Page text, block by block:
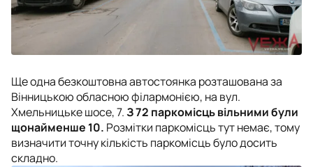
Ще одна безкоштовна автостоянка розташована за
Вінницькою обласною філармонією, на вул.
Хмельницьке шосе, 7.З 72 паркомісць вільними були
щонайменше 10. Розмітки паркомісць тут немає, тому
визначити точну кількість паркомісць було досить
складно.